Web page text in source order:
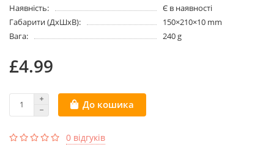
Наявність:
Є в наявності
Габарити (ДхШхВ):
150×210×10 mm
Вага:
240 g
£4.99
До кошика
0 відгуків